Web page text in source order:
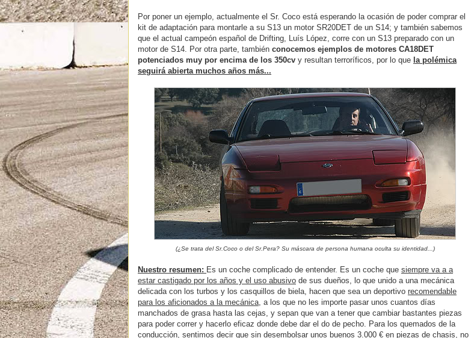
Por poner un ejemplo, actualmente el Sr. Coco está esperando la ocasión de poder comprar el
kit de adaptación para montarle a su S13 un motor SR20DET de un S14; y también sabemos
que el actual campeón español de Drifting, Luís López, corre con un S13 preparado con un
motor de S14. Por otra parte, también conocemos ejemplos de motores CA18DET
potenciados muy por encima de los 350cv y resultan terroríficos, por lo que la polémica
seguirá abierta muchos años más...
(¿Se trata del Sr.Coco o del Sr.Pera? Su máscara de persona humana oculta su identidad...)
Nuestro resumen: Es un coche complicado de entender. Es un coche que siempre va a a
estar castigado por los años y el uso abusivo de sus dueños, lo que unido a una mecánica
delicada con los turbos y los casquillos de biela, hacen que sea un deportivo recomendable
para los aficionados a la mecánica, a los que no les importe pasar unos cuantos días
manchados de grasa hasta las cejas, y sepan que van a tener que cambiar bastantes piezas
para poder correr y hacerlo eficaz donde debe dar el do de pecho. Para los quemados de la
conducción, sentimos decir que sin desembolsar unos buenos 3.000 € en piezas de chasis, no